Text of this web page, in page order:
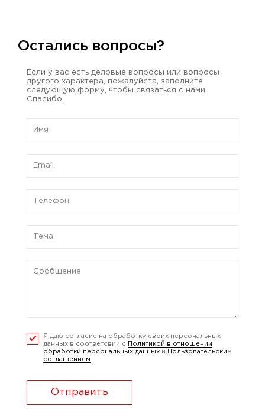
Остались вопросы?
Если у вас есть деловые вопросы или вопросы
другого характера, пожалуйста, заполните
следующую форму, чтобы связаться с нами.
Спасибо.
Я даю согласие на обработку своих персональных
данных в соответсвии с
Политикой в отношении
обработки персональных данных и
Пользовательским
соглашением
Отправить